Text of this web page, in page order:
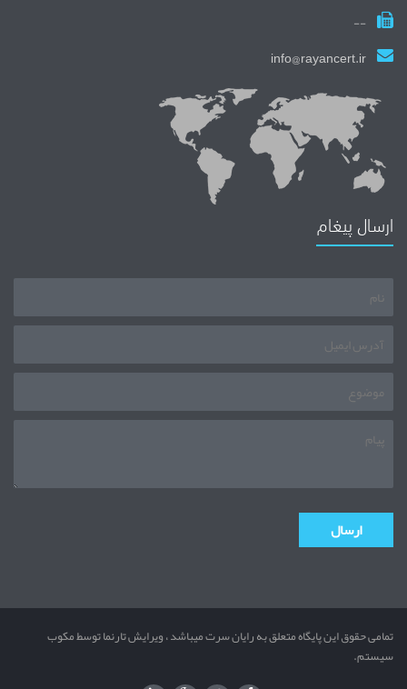
--
info@rayancert.ir
ارسال پیغام
تمامی حقوق این پایگاه متعلق به رایان سرت میباشد ، ویرایش تارنما توسط مکوب
سیستم.